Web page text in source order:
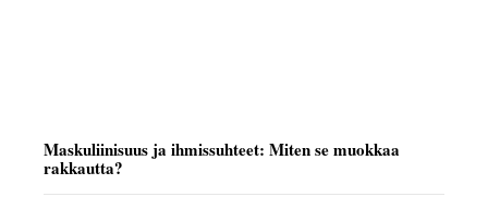
Maskuliinisuus ja ihmissuhteet: Miten se muokkaa
rakkautta?